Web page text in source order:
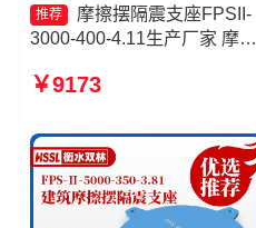
推荐
摩擦摆隔震支座FPSII-
3000-400-4.11生产厂家 摩擦
摆隔震支座FPSII-5000-350-
1000-350-3.81源头工厂
￥9173